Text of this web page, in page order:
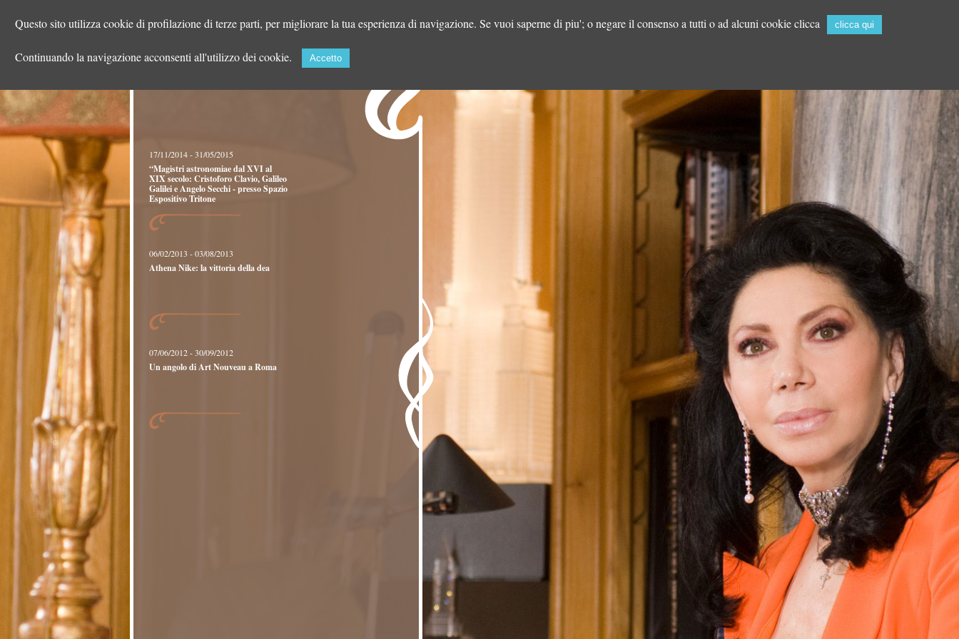
Paola Mainetti Formazione Attività professionale Impegno nell'arte Palazzo del Tritone Spazio Espositivo Tritone
17/11/2014 - 31/05/2015
“Magistri astronomiae dal XVI al
XIX secolo: Cristoforo Clavio, Galileo
Galilei e Angelo Secchi - presso Spazio
Espositivo Tritone
06/02/2013 - 03/08/2013
Athena Nike: la vittoria della dea
07/06/2012 - 30/09/2012
Un angolo di Art Nouveau a Roma
Questo sito utilizza cookie di profilazione di terze parti, per migliorare la tua esperienza di navigazione. Se vuoi saperne di piu'; o negare il consenso a tutti o ad alcuni cookie clicca clicca qui
Continuando la navigazione acconsenti all'utilizzo dei cookie. Accetto